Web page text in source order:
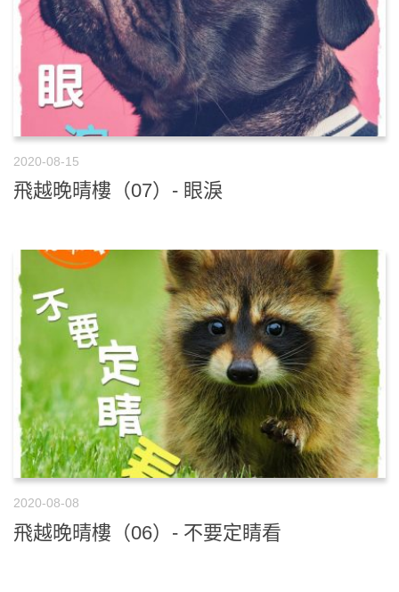
2020-08-15
飛越晚晴樓（07）- 眼淚
2020-08-08
飛越晚晴樓（06）- 不要定睛看